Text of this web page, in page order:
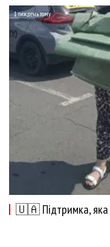
1 тиждень тому
🇺🇦 Підтримка, яка